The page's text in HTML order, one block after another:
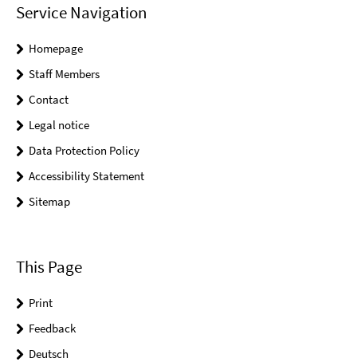
Service Navigation
Homepage
Staff Members
Contact
Legal notice
Data Protection Policy
Accessibility Statement
Sitemap
This Page
Print
Feedback
Deutsch